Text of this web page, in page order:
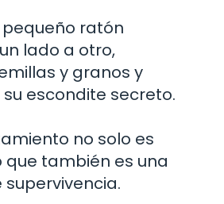
ratón
lado a otro,
y granos y
escondite secreto.
no solo es
que también es una